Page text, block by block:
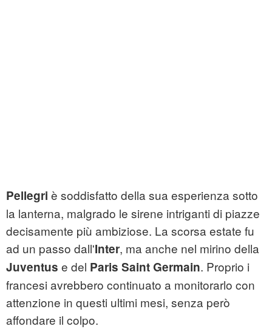
Pellegri è soddisfatto della sua esperienza sotto
la lanterna, malgrado le sirene intriganti di piazze
decisamente più ambiziose. La scorsa estate fu
ad un passo dall'Inter, ma anche nel mirino della
Juventus e del Paris Saint Germain. Proprio i
francesi avrebbero continuato a monitorarlo con
attenzione in questi ultimi mesi, senza però
affondare il colpo.